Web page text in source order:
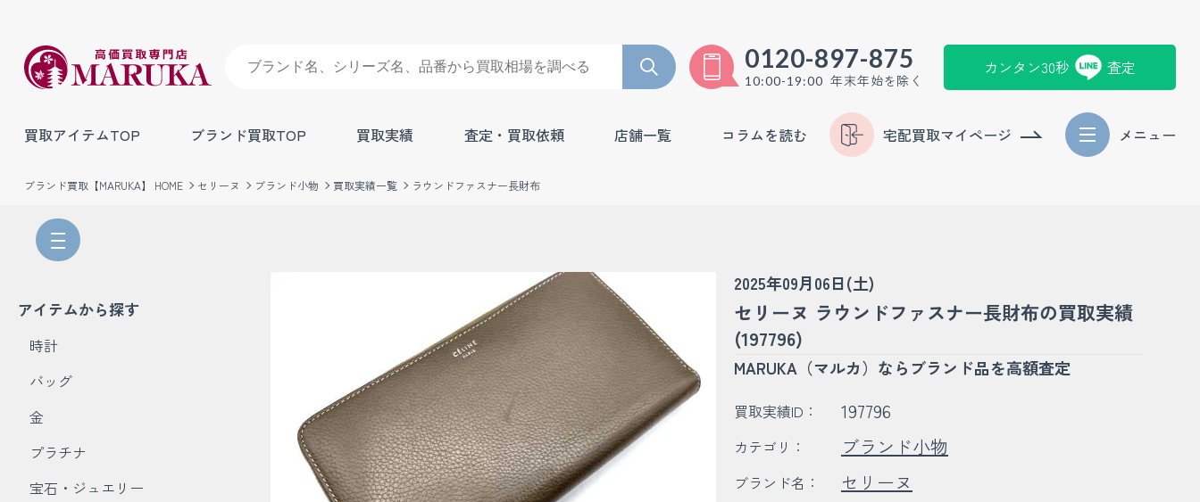
0120-897-875
10:00-19:00 年末年始を除く
カンタン30秒 査定
買取アイテムTOP ブランド買取TOP 買取実績 査定・買取依頼 店舗一覧 コラムを読む 宅配買取マイページ メニュー
ブランド買取【MARUKA】 HOME セリーヌ ブランド小物 買取実績一覧 ラウンドファスナー長財布
アイテムから探す
時計
バッグ
金
プラチナ
宝石・ジュエリー
2025年09月06日(土)
セリーヌ ラウンドファスナー長財布の買取実績
(197796)
MARUKA（マルカ）ならブランド品を高額査定
買取実績ID： 197796
カテゴリ： ブランド小物
ブランド名： セリーヌ